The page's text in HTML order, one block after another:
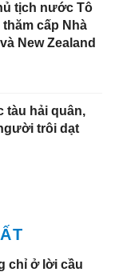
tịch nước Tô
cấp Nhà
New Zealand
tàu hải quân,
trôi dạt
chỉ ở lời cầu